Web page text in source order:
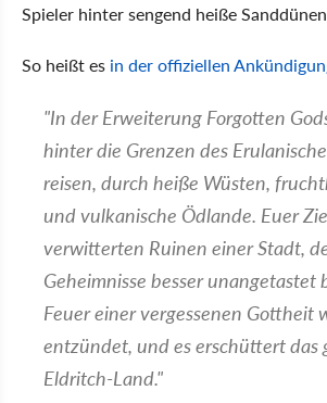
Spieler hinter sengend heiße
So heißt es in der offiziellen
"In der Erweiterung Forgotten
hinter die Grenzen des
reisen, durch heiße Wüsten,
und vulkanische Ödlande. Euer
verwitterten Ruinen einer Stadt,
Geheimnisse besser unangetastet
Feuer einer vergessenen Gottheit
entzündet, und es erschüttert das
Eldritch-Land."